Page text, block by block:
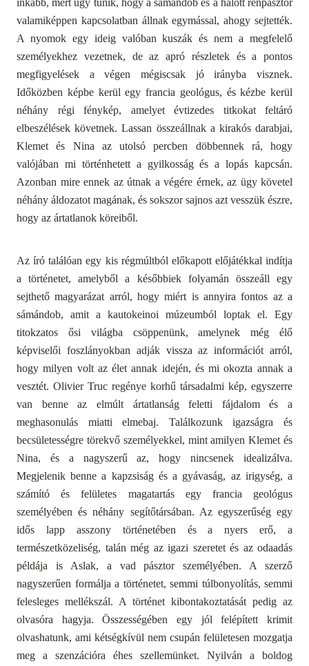
valamiképpen kapcsolatban állnak egymással, ahogy sejtették.
A nyomok egy ideig valóban kuszák és nem a megfelelő
személyekhez vezetnek, de az apró részletek és a pontos
megfigyelések a végen mégiscsak jó irányba visznek.
Időközben képbe kerül egy francia geológus, és kézbe kerül
néhány régi fénykép, amelyet évtizedes titkokat feltáró
elbeszélések követnek. Lassan összeállnak a kirakós darabjai,
Klemet és Nina az utolsó percben döbbennek rá, hogy
valójában mi történhetett a gyilkosság és a lopás kapcsán.
Azonban mire ennek az útnak a végére érnek, az ügy követel
néhány áldozatot magának, és sokszor sajnos azt vesszük észre,
hogy az ártatlanok köreiből.
Az író találóan egy kis régmúltból előkapott előjátékkal indítja
a történetet, amelyből a későbbiek folyamán összeáll egy
sejthető magyarázat arról, hogy miért is annyira fontos az a
sámándob, amit a kautokeinoi múzeumból loptak el. Egy
titokzatos ősi világba csöppenünk, amelynek még élő
képviselői foszlányokban adják vissza az információt arról,
hogy milyen volt az élet annak idején, és mi okozta annak a
vesztét. Olivier Truc regénye korhű társadalmi kép, egyszerre
van benne az elmúlt ártatlanság feletti fájdalom és a
meghasonulás miatti elmebaj. Találkozunk igazságra és
becsületességre törekvő személyekkel, mint amilyen Klemet és
Nina, és a nagyszerű az, hogy nincsenek idealizálva.
Megjelenik benne a kapzsiság és a gyávaság, az irigység, a
számító és felületes magatartás egy francia geológus
személyében és néhány segítőtársában. Az egyszerűség egy
idős lapp asszony történetében és a nyers erő, a
természetközeliség, talán még az igazi szeretet és az odaadás
példája is Aslak, a vad pásztor személyében. A szerző
nagyszerűen formálja a történetet, semmi túlbonyolítás, semmi
felesleges mellékszál. A történet kibontakoztatását pedig az
olvasóra hagyja. Összességében egy jól felépített krimit
olvashatunk, ami kétségkívül nem csupán felületesen mozgatja
meg a szenzációra éhes szellemünket. Nyilván a boldog